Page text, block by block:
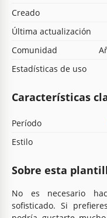
Creado
Última actualización
Comunidad
Estadísticas de uso
Características
Período
Estilo
Sobre esta
No es necesario
sofisticado. Si